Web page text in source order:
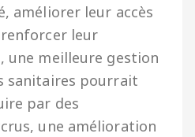
améliorer leur accès
leur
une meilleure gestion
sanitaires pourrait
par des
une amélioration